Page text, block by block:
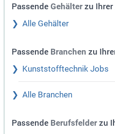
Passende Gehälter zu
Alle Gehälter
Passende Branchen zu
Kunststofftechnik Jobs
Alle Branchen
Passende Berufsfelder zu